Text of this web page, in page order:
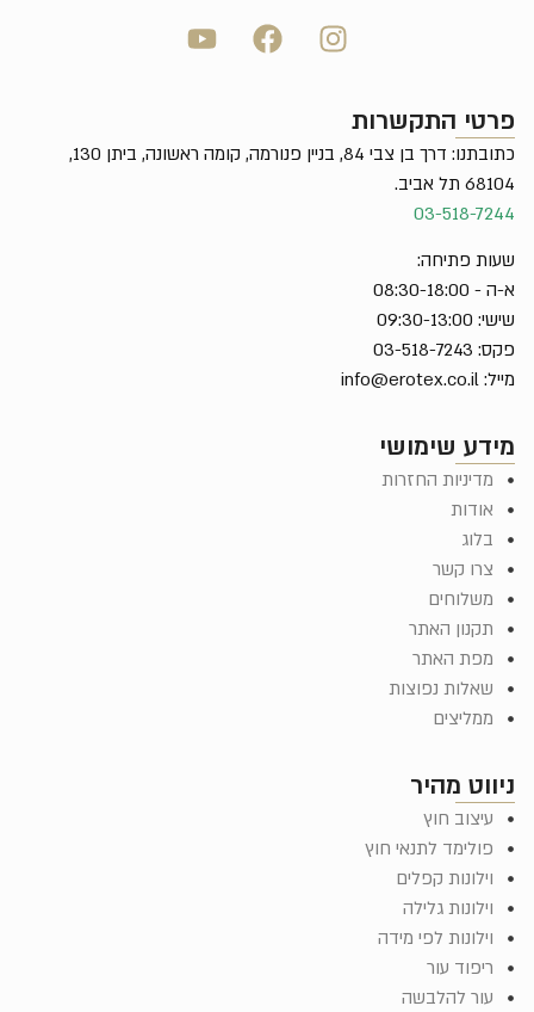
ניווט מהיר
עיצוב חוץ
פולימד לתנאי חוץ
וילונות קפלים
וילונות גלילה
וילונות לפי מידה
ריפוד עור
עור להלבשה
מידע שימושי
מדיניות החזרות
אודות
בלוג
צרו קשר
משלוחים
תקנון האתר
מפת האתר
שאלות נפוצות
ממליצים
פרטי התקשרות
כתובתנו: דרך בן צבי 84, בניין פנורמה, קומה ראשונה, ביתן 130,
68104 תל אביב.
03-518-7244
שעות פתיחה:
א-ה - 08:30-18:00
שישי: 09:30-13:00
פקס: 03-518-7243
מייל: info@erotex.co.il